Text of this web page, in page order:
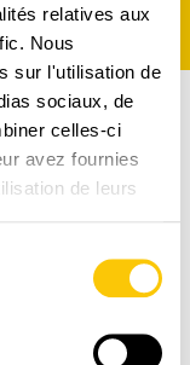
relatives aux
Nous
sur l'utilisation de
sociaux, de
celles-ci
avez fournies
de leurs